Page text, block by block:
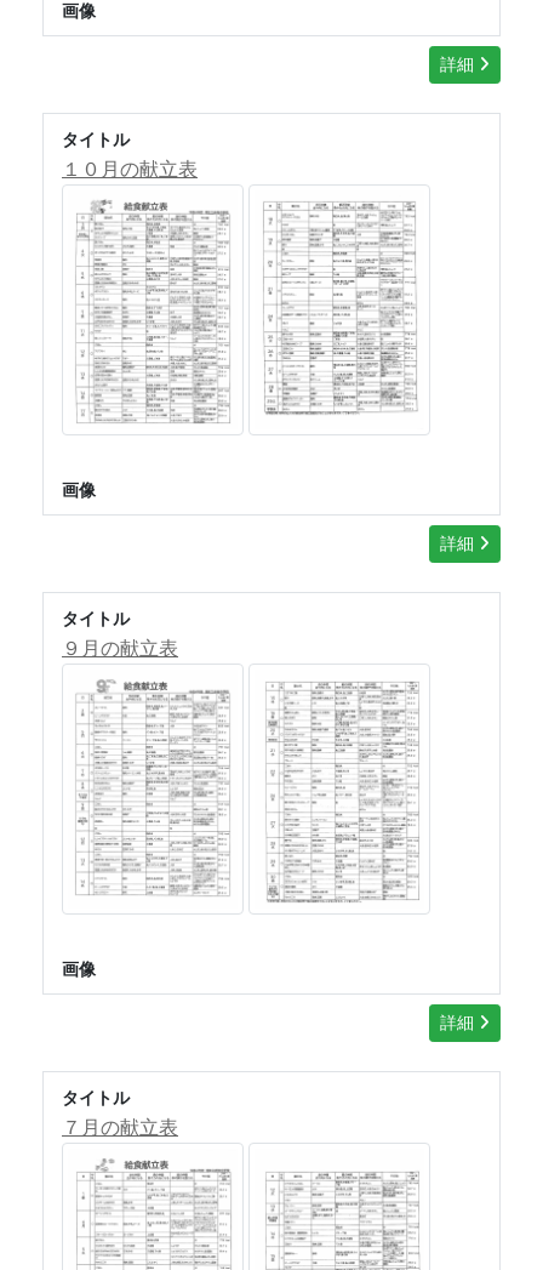
画像
詳細
タイトル
１０月の献立表
画像
詳細
タイトル
９月の献立表
画像
詳細
タイトル
７月の献立表